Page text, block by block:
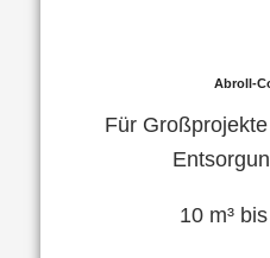
Abroll-
Für
10 m³